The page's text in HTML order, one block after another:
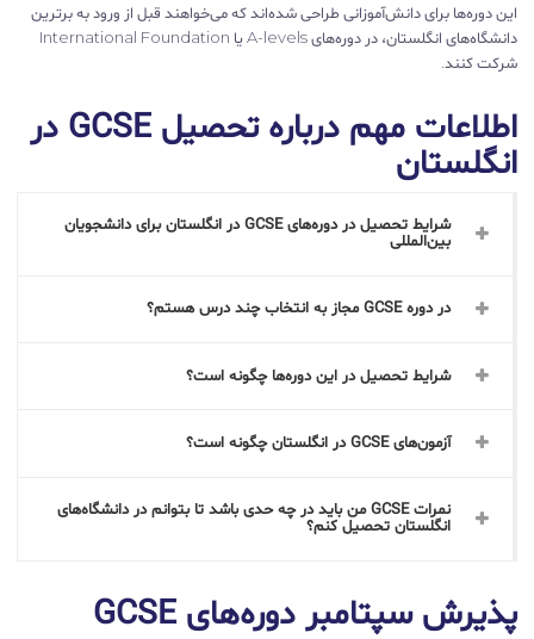
این دوره‌ها برای دانش‌آموزانی طراحی شده‌اند که می‌خواهند قبل از ورود به برترین
دانشگاه‌های انگلستان، در دوره‌های A-levels یا International Foundation
شرکت کنند.
اطلاعات مهم درباره تحصیل GCSE در
انگلستان
شرایط تحصیل در دوره‌های GCSE در انگلستان برای دانشجویان
بین‌المللی
در دوره GCSE مجاز به انتخاب چند درس هستم؟
شرایط تحصیل در این دوره‌ها چگونه است؟
آزمون‌های GCSE در انگلستان چگونه است؟
نمرات GCSE من باید در چه حدی باشد تا بتوانم در دانشگاه‌های
انگلستان تحصیل کنم؟
پذیرش سپتامبر دوره‌های GCSE